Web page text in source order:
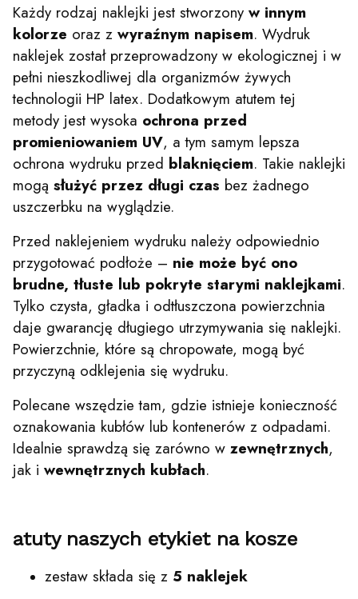
Każdy rodzaj naklejki jest stworzony w innym
kolorze oraz z wyraźnym napisem. Wydruk
naklejek został przeprowadzony w ekologicznej i w
pełni nieszkodliwej dla organizmów żywych
technologii HP latex. Dodatkowym atutem tej
metody jest wysoka ochrona przed
promieniowaniem UV, a tym samym lepsza
ochrona wydruku przed blaknięciem. Takie naklejki
mogą służyć przez długi czas bez żadnego
uszczerbku na wyglądzie.
Przed naklejeniem wydruku należy odpowiednio
przygotować podłoże – nie może być ono
brudne, tłuste lub pokryte starymi naklejkami.
Tylko czysta, gładka i odtłuszczona powierzchnia
daje gwarancję długiego utrzymywania się naklejki.
Powierzchnie, które są chropowate, mogą być
przyczyną odklejenia się wydruku.
Polecane wszędzie tam, gdzie istnieje konieczność
oznakowania kubłów lub kontenerów z odpadami.
Idealnie sprawdzą się zarówno w zewnętrznych,
jak i wewnętrznych kubłach.
atuty naszych etykiet na kosze
zestaw składa się z 5 naklejek